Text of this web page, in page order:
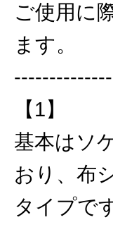
ご使用に
ます。
【1】
基本はソ
おり、布
タイプで